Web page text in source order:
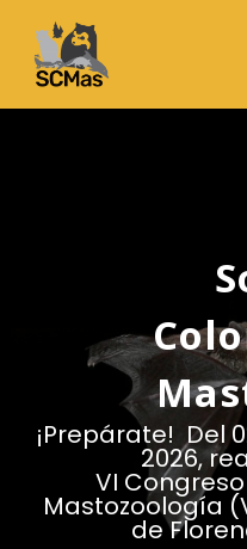
¡Prepárate! Del
2026,
VI
Mastozoología
de